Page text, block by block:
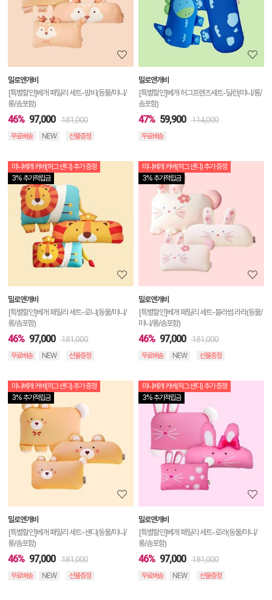
보
기
밀로앤개비
[특별할인]베개 패밀리 세트-밤비(동물/미니/
롱/솜포함)
46% 97,000 181,000
무료배송 NEW 선물증정
밀로앤개비
[특별할인]베개 허그프렌즈세트-딜런(미니/롱/
솜포함)
47% 59,900 114,000
무료배송
3% 추가적립금
미니베개 커버(허그 샌디) 추가 증정
상
보
기
밀로앤개비
[특별할인]베개 패밀리 세트-로니(동물/미니/
롱/솜포함)
46% 97,000 181,000
무료배송 NEW 선물증정
3% 추가적립금
미니베개 커버(허그 샌디) 추가 증정
밀로앤개비
[특별할인]베개 패밀리 세트-블라썸 라라(동물/
미니/롱/솜포함)
46% 97,000 181,000
무료배송 NEW 선물증정
3% 추가적립금
미니베개 커버(허그 샌디) 추가 증정
상
보
기
밀로앤개비
[특별할인]베개 패밀리 세트-샌디(동물/미니/
롱/솜포함)
46% 97,000 181,000
무료배송 NEW 선물증정
3% 추가적립금
미니베개 커버(허그 샌디) 추가 증정
밀로앤개비
[특별할인]베개 패밀리 세트-로라(동물/미니/
롱/솜포함)
46% 97,000 181,000
무료배송 NEW 선물증정